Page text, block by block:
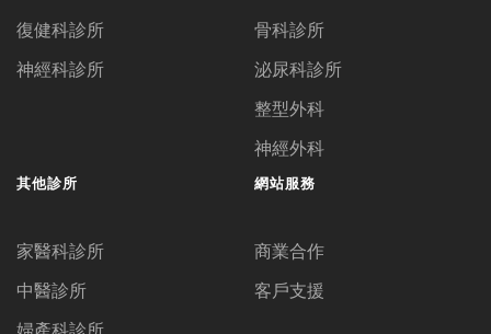
復健科診所
神經科診所
骨科診所
泌尿科診所
整型外科
神經外科
其他診所
家醫科診所
中醫診所
網站服務
商業合作
客戶支援